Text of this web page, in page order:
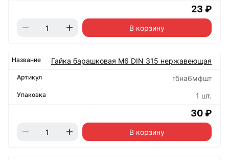
23 ₽
В корзину
Гайка барашковая М6 DIN 315 нержавеющая
гбна6мфшт
1 шт.
30 ₽
В корзину